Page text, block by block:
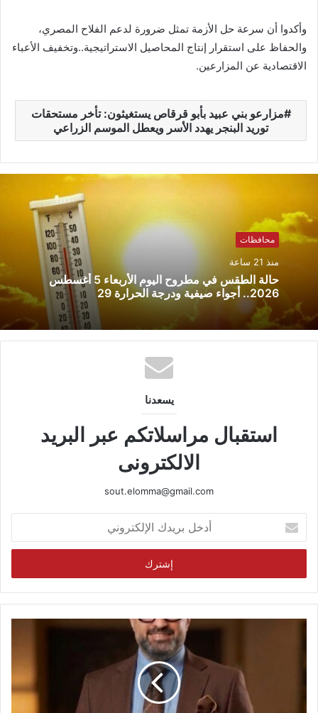
وأكدوا أن سرعة حل الأزمة تمثل ضرورة لدعم الفلاح المصري،
والحفاظ على استقرار إنتاج المحاصيل الاستراتيجية..وتخفيف الأعباء
الاقتصادية عن المزارعين.
مزارعو بني عبيد بأبو قرقاص يستغيثون: تأخر مستحقات
توريد البنجر يهدد الأسر ويعطل الموسم الزراعي
محافظات
منذ 21 ساعة
حالة الطقس في مطروح اليوم الأربعاء 5 أغسطس
2026.. أجواء صيفية ودرجة الحرارة 29
يسعدنا
استقبال مراسلاتكم عبر البريد
الالكترونى
sout.elomma@gmail.com
بريدك
الإلكتروني